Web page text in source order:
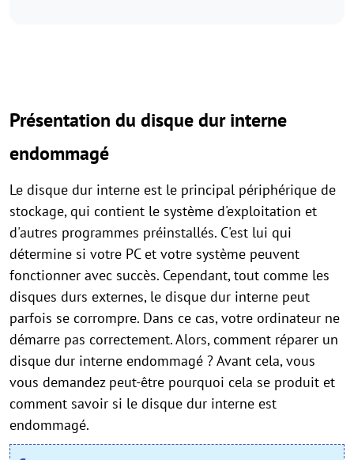
Présentation du disque dur interne
endommagé
Le disque dur interne est le principal périphérique de
stockage, qui contient le système d'exploitation et
d'autres programmes préinstallés. C'est lui qui
détermine si votre PC et votre système peuvent
fonctionner avec succès. Cependant, tout comme les
disques durs externes, le disque dur interne peut
parfois se corrompre. Dans ce cas, votre ordinateur ne
démarre pas correctement. Alors, comment réparer un
disque dur interne endommagé ? Avant cela, vous
vous demandez peut-être pourquoi cela se produit et
comment savoir si le disque dur interne est
endommagé.